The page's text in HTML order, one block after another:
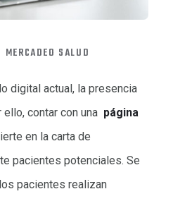
MERCADEO SALUD
digital actual, la presencia
contar con una página
en la carta de
pacientes potenciales. Se
pacientes realizan